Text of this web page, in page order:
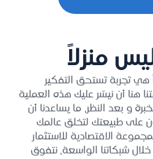
منزلاً
هي تجربة تستحق التفكير
هنا أن نيسّر عليك هذه العملية
و بعد النظر، ما يساعدنا أن
على طبيعتك لتخلق عالمك
الاقتصادية للاستثمار
شبكاتنا الواسعة، نتفوق